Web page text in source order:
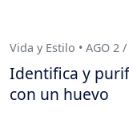
Vida y Estilo • AGO 2 /
Identifica y
con un huevo